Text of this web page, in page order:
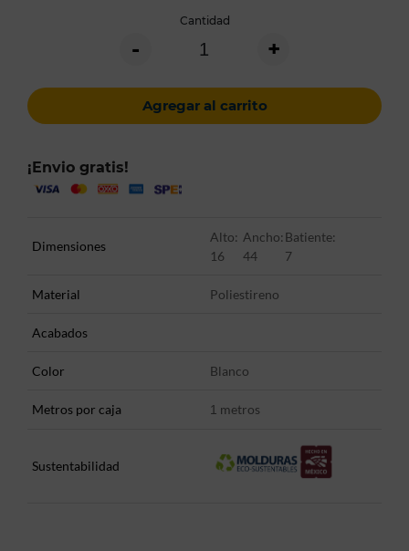
Cantidad
- +
Agregar al carrito
¡Envio gratis!
Dimensiones
Alto:
16
Ancho:
44
Batiente:
7
Material Poliestireno
Acabados
Color Blanco
Metros por caja 1 metros
Sustentabilidad